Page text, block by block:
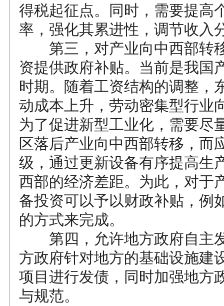
得税起征点。同时，需要提高
率，强化其累进性，调节收入
第三，对产业向中西部转
资提供政府补贴。当前是我国
时期。随着工资结构的调整，
动成本上升，劳动密集型行业
为了促进新型工业化，需要尽
区落后产业向中西部转移，而
级，通过更新设备有序提高生
西部的经济差距。为此，对于
备投资可以予以财政补贴，例
的方式来完成。
第四，允许地方政府自主
方政府针对地方的基础设施建
项目进行发债，同时加强地方
与规范。